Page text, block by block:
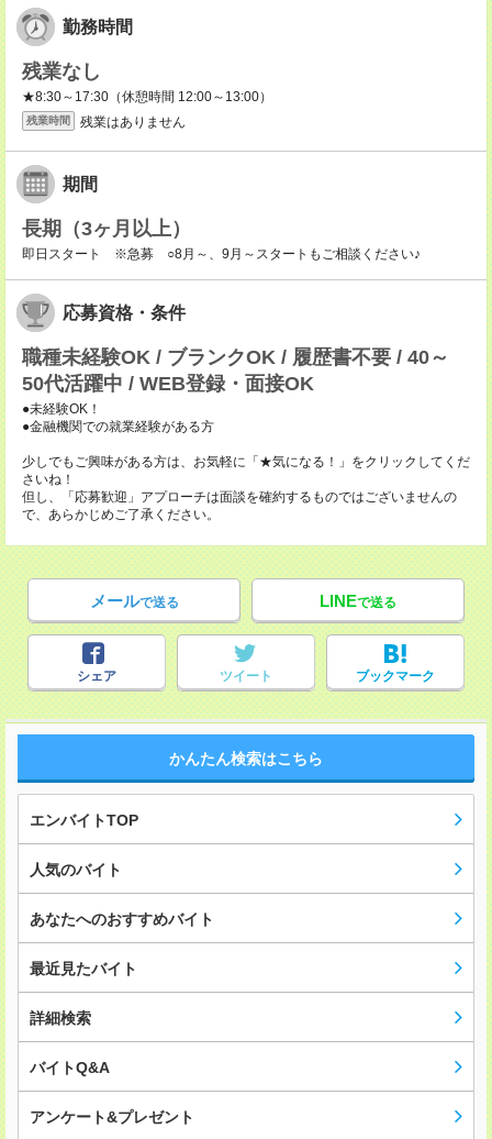
勤務時間
残業なし
★8:30～17:30（休憩時間 12:00～13:00）
残業時間 残業はありません
期間
長期（3ヶ月以上）
即日スタート ※急募 ○8月～、9月～スタートもご相談ください♪
応募資格・条件
職種未経験OK / ブランクOK / 履歴書不要 / 40～
50代活躍中 / WEB登録・面接OK
●未経験OK！
●金融機関での就業経験がある方
少しでもご興味がある方は、お気軽に「★気になる！」をクリックしてくだ
さいね！
但し、「応募歓迎」アプローチは面談を確約するものではございませんの
で、あらかじめご了承ください。
メールで送る LINEで送る
シェア ツイート ブックマーク
かんたん検索はこちら
エンバイトTOP
人気のバイト
あなたへのおすすめバイト
最近見たバイト
詳細検索
バイトQ&A
アンケート&プレゼント